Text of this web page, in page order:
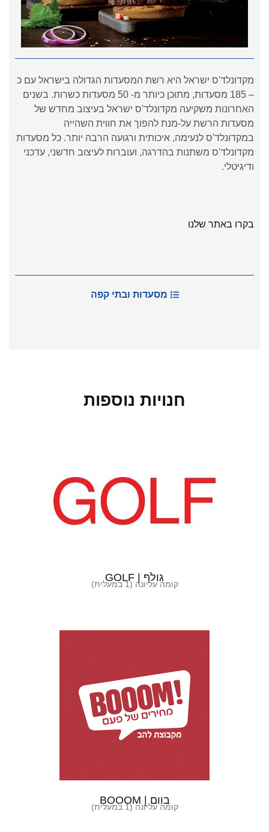
מקדונלד'ס ישראל היא רשת המסעדות הגדולה בישראל עם כ
– 185 מסעדות, מתוכן כיותר מ- 50 מסעדות כשרות. בשנים
האחרונות משקיעה מקדונלד'ס ישראל בעיצוב מחדש של
מסעדות הרשת על-מנת להפוך את חווית השהייה
במקדונלד'ס לנעימה, איכותית ורגועה הרבה יותר. כל מסעדות
מקדונלד'ס משתנות בהדרגה, ועוברות לעיצוב חדשני, עדכני
ודיגיטלי.
בקרו באתר שלנו
מסעדות ובתי קפה
חנויות נוספות
גולף | GOLF
קומה עליונה (1 במעלית)
בוום | BOOOM
קומה עליונה (1 במעלית)